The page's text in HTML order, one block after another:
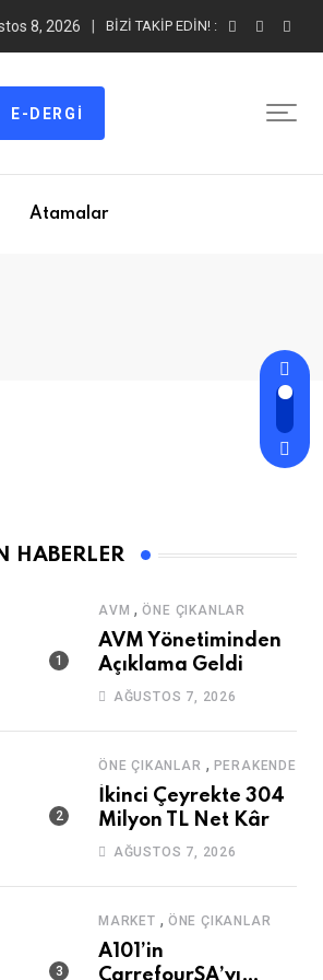
8, 2026 BIZI TAKIP EDIN! :
E-DERGI
Atamalar
HABERLER
AVM ,ÖNE ÇIKANLAR
AVM Yönetiminden
Açıklama Geldi
AĞUSTOS 7, 2026
ÖNE ÇIKANLAR , PERAKENDE
İkinci Çeyrekte 304
Milyon TL Net Kâr
AĞUSTOS 7, 2026
MARKET , ÖNE ÇIKANLAR
A101’in
CarrefourSA’yı